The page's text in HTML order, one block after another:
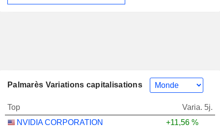
Palmarès Variations capitalisations
Top
Varia. 5j.
NVIDIA CORPORATION
+11,56 %